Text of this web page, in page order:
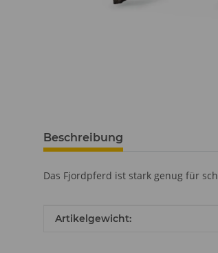
Beschreibung
Das Fjordpferd ist stark genug für
Produkteigenschaft
Wert
Artikelgewicht: